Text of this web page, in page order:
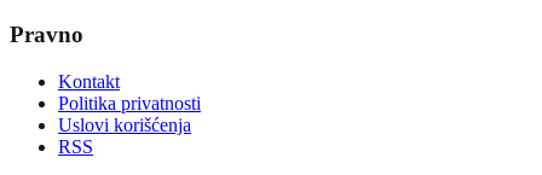
Pravno
Kontakt
Politika privatnosti
Uslovi korišćenja
RSS